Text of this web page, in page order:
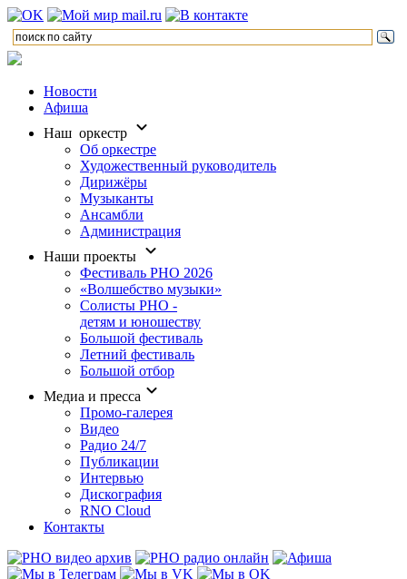
Новости
Афиша
Наш оркестр
Об оркестре
Художественный руководитель
Дирижёры
Музыканты
Ансамбли
Администрация
Наши проекты
Фестиваль РНО 2026
«Волшебство музыки»
Солисты РНО -
детям и юношеству
Большой фестиваль
Летний фестиваль
Большой отбор
Медиа и пресса
Промо-галерея
Видео
Радио 24/7
Публикации
Интервью
Дискография
RNO Cloud
Контакты